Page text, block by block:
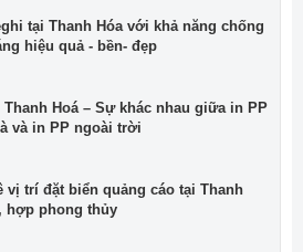
tại Thanh Hóa với khả năng chống
hiệu quả - bền- đẹp
Thanh Hoá – Sự khác nhau giữa in PP
và in PP ngoài trời
vị trí đặt biển quảng cáo tại Thanh
hợp phong thủy